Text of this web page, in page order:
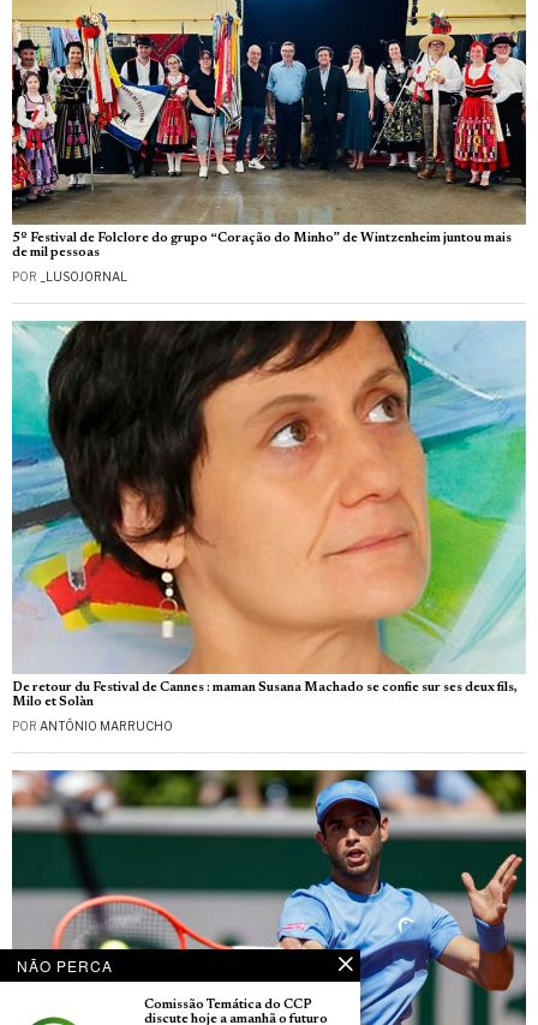
5º Festival de Folclore do grupo “Coração do Minho” de Wintzenheim juntou mais
de mil pessoas
POR _LUSOJORNAL
De retour du Festival de Cannes : maman Susana Machado se confie sur ses deux fils,
Milo et Solàn
POR ANTÓNIO MARRUCHO
NÃO PERCA
Comissão Temática do CCP
discute hoje a amanhã o futuro